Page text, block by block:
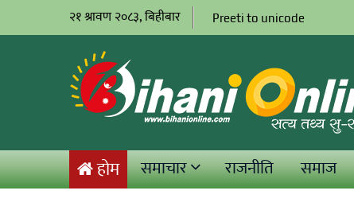
२१ श्रावण २०८३, बिहीबार Preeti to unicode
होम समाचार राजनीति समाज